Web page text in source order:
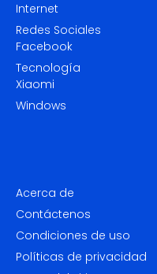
Internet
Redes Sociales
Facebook
Tecnología
Xiaomi
Windows
Acerca de
Contáctenos
Condiciones de uso
Políticas de privacidad